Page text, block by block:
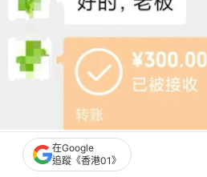
涉事門店已向該網友進行補償。（深圳新聞網）
在Google
追蹤《香港01》